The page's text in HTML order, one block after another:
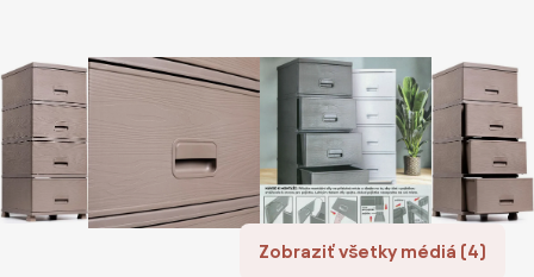
Zobraziť všetky médiá (4)